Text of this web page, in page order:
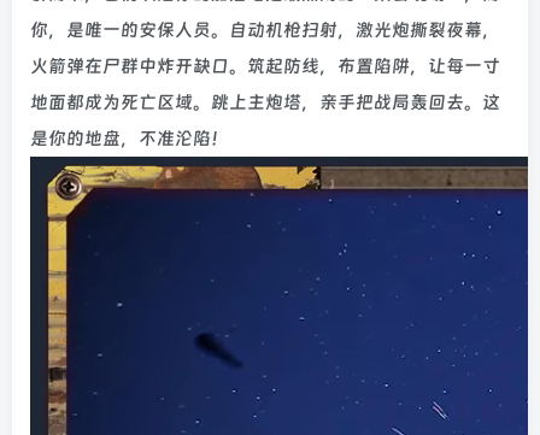
你，是唯一的安保人员。自动机枪扫射，激光炮撕裂夜幕，
火箭弹在尸群中炸开缺口。筑起防线，布置陷阱，让每一寸
地面都成为死亡区域。跳上主炮塔，亲手把战局轰回去。这
是你的地盘，不准沦陷！